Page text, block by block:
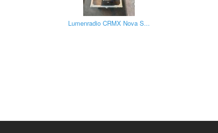
Lumenradio CRMX Nova S...